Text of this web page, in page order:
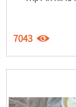
7043